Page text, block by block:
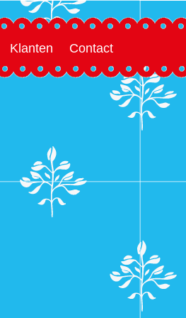
Klanten Contact